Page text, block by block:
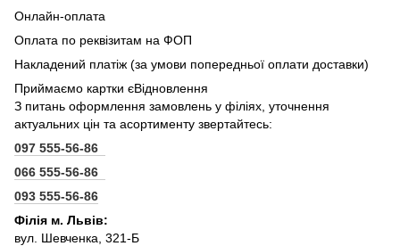
Онлайн-оплата
Оплата по реквізитам на ФОП
Накладений платіж (за умови попередньої оплати доставки)
Приймаємо картки єВідновлення
З питань оформлення замовлень у філіях, уточнення
актуальних цін та асортименту звертайтесь:
097 555-56-86
066 555-56-86
093 555-56-86
Філія м. Львів:
вул. Шевченка, 321-Б